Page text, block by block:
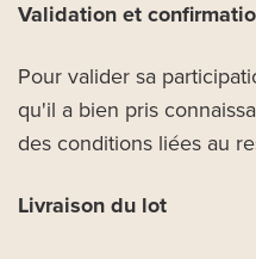
Validation et
Pour valider sa
qu'il a bien pris
des conditions liées au
Livraison du lot